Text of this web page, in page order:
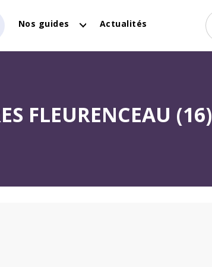
Nos guides Actualités
FLEURENCEAU (16)